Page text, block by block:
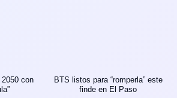
2050 con
BTS listos para “romperla” este
finde en El Paso